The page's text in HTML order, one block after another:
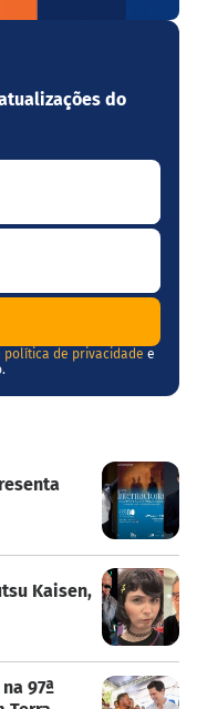
do
política de privacidade e
Kaisen,
97ª